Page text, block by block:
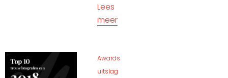
Lees
meer
Awards
uitslag